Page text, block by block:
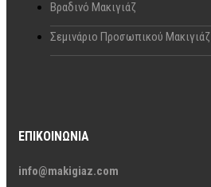
Βραδινό Μακιγιάζ
Σεμινάριο Προσωπικού Μακιγιάζ
ΕΠΙΚΟΙΝΩΝΊΑ
info@makigiaz.com